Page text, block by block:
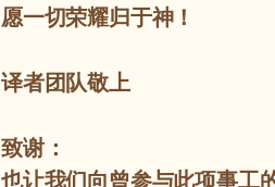
愿一切荣耀归于神！
译者团队敬上
致谢：
也让我们向曾参与此项事工